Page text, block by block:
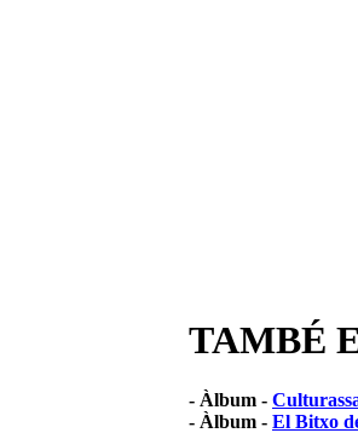
TAMBÉ
- Àlbum -
- Àlbum - El Bitxo